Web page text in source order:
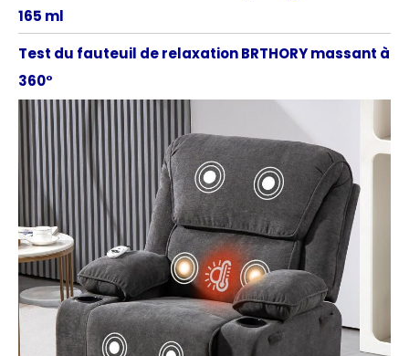
165 ml
Test du fauteuil de relaxation BRTHORY massant à
360°